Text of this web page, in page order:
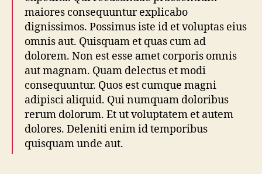
maiores consequuntur explicabo
dignissimos. Possimus iste id et voluptas eius
omnis aut. Quisquam et quas cum ad
dolorem. Non est esse amet corporis omnis
aut magnam. Quam delectus et modi
consequuntur. Quos est cumque magni
adipisci aliquid. Qui numquam doloribus
rerum dolorum. Et ut voluptatem et autem
dolores. Deleniti enim id temporibus
quisquam unde aut.